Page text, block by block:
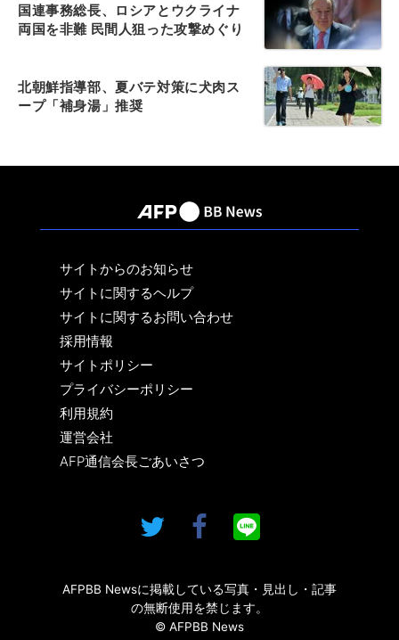
国連事務総長、ロシアとウクライナ
両国を非難 民間人狙った攻撃めぐり
北朝鮮指導部、夏バテ対策に犬肉ス
ープ「補身湯」推奨
サイトからのお知らせ
サイトに関するヘルプ
サイトに関するお問い合わせ
採用情報
サイトポリシー
プライバシーポリシー
利用規約
運営会社
AFP通信会長ごあいさつ
AFPBB Newsに掲載している写真・見出し・記事
の無断使用を禁じます。
© AFPBB News